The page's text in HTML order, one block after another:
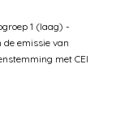
1 (laag) -
emissie van
met CEI